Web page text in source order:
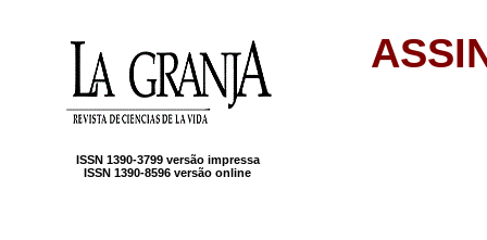
ISSN 1390-3799 versão impressa
ISSN 1390-8596 versão online